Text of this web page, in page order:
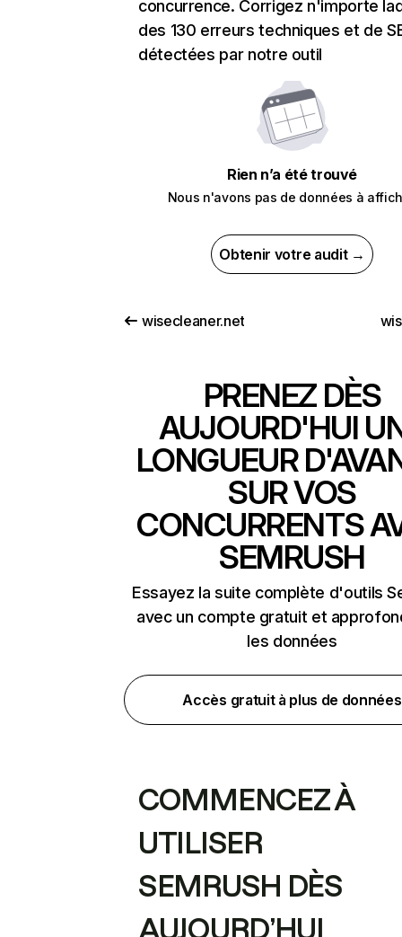
concurrence. Corrigez n'importe
des 130 erreurs techniques et de
détectées par notre outil
Rien n’a été trouvé
Nous n'avons pas de données à
Obtenir votre audit →
wisecleaner.net
PRENEZ DÈS
AUJOURD'HUI
LONGUEUR
SUR VOS
CONCURRENTS
SEMRUSH
Essayez la suite complète d'outils
avec un compte gratuit et
les données
Accès gratuit à plus de données
COMMENCEZ À
UTILISER
SEMRUSH DÈS
AUJOURD’HUI